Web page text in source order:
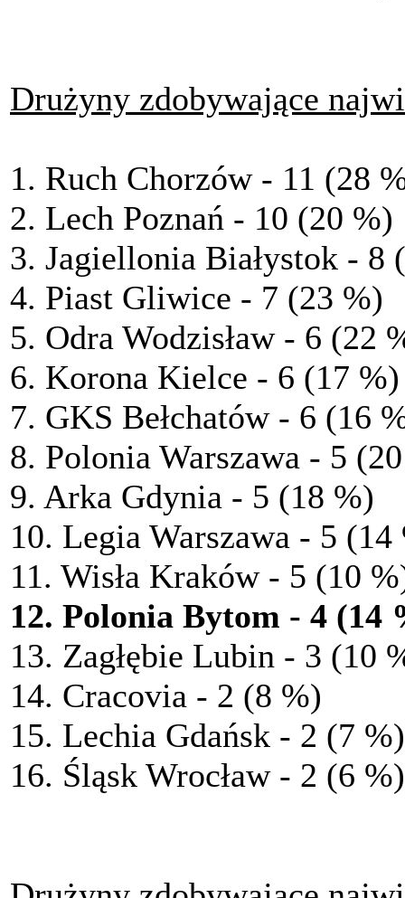
Drużyny zdobywające
1. Ruch Chorzów - 11 (28
2. Lech Poznań - 10 (20 %)
3. Jagiellonia Białystok - 8
4. Piast Gliwice - 7 (23 %)
5. Odra Wodzisław - 6 (22
6. Korona Kielce - 6 (17 %)
7. GKS Bełchatów - 6 (16
8. Polonia Warszawa - 5
9. Arka Gdynia - 5 (18 %)
10. Legia Warszawa - 5 (14
11. Wisła Kraków - 5 (10
12. Polonia Bytom - 4 (14
13. Zagłębie Lubin - 3 (10
14. Cracovia - 2 (8 %)
15. Lechia Gdańsk - 2 (7 %)
16. Śląsk Wrocław - 2 (6 %)